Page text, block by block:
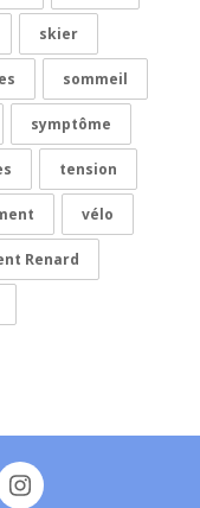
skier
sommeil
symptôme
tension
vélo
Renard